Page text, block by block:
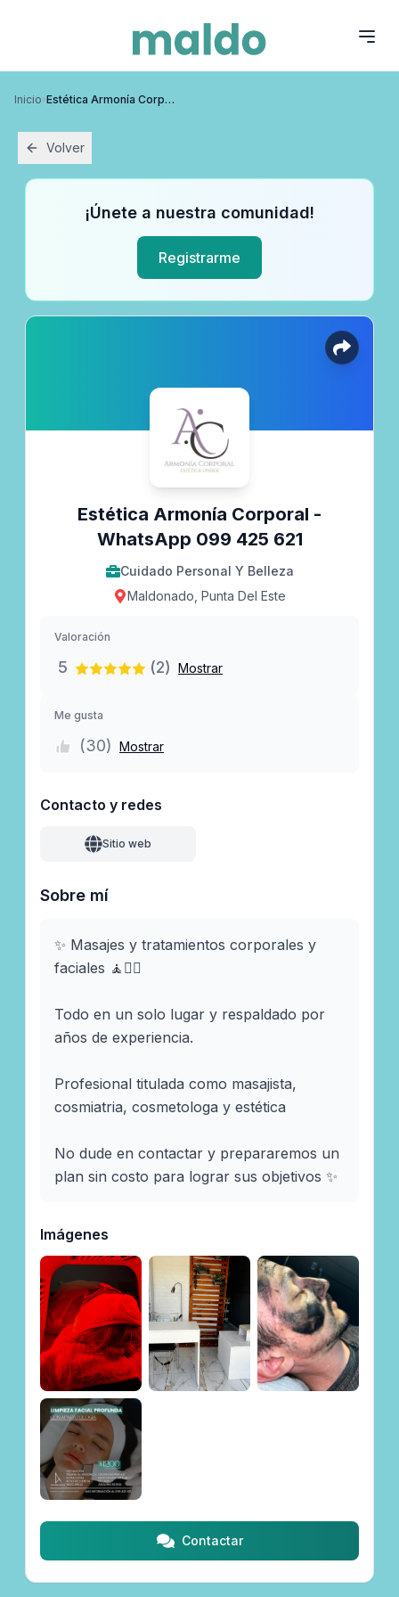
Inicio› Estética Armonía Corporal - WhatsApp ‪099 425 621‬
Volver
¡Únete a nuestra comunidad!
Registrarme
Estética Armonía Corporal -
WhatsApp ‪099 425 621‬
Cuidado Personal Y Belleza
Maldonado, Punta Del Este
Valoración
5 (2) Mostrar
Me gusta
(30) Mostrar
Contacto y redes
Sitio web
Sobre mí
✨ Masajes y tratamientos corporales y
faciales 🧘🧖‍♀️
Todo en un solo lugar y respaldado por
años de experiencia.
Profesional titulada como masajista,
cosmiatria, cosmetologa y estética
No dude en contactar y prepararemos un
plan sin costo para lograr sus objetivos ✨
Imágenes
Contactar